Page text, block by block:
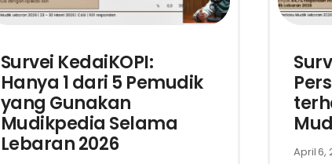
Survei KedaiKOPI:
Hanya 1 dari 5 Pemudik
yang Gunakan
Mudikpedia Selama
Lebaran 2026
April 6,